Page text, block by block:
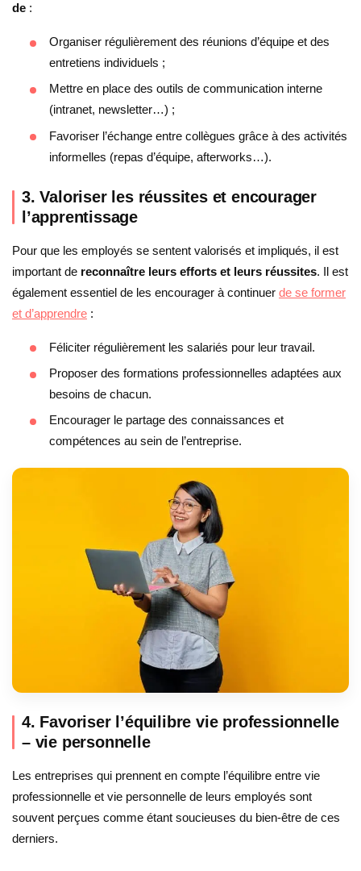
de :
Organiser régulièrement des réunions d’équipe et des
entretiens individuels ;
Mettre en place des outils de communication interne
(intranet, newsletter…) ;
Favoriser l’échange entre collègues grâce à des activités
informelles (repas d’équipe, afterworks…).
3. Valoriser les réussites et encourager
l’apprentissage
Pour que les employés se sentent valorisés et impliqués, il est
important de reconnaître leurs efforts et leurs réussites. Il est
également essentiel de les encourager à continuer de se former
et d’apprendre :
Féliciter régulièrement les salariés pour leur travail.
Proposer des formations professionnelles adaptées aux
besoins de chacun.
Encourager le partage des connaissances et
compétences au sein de l’entreprise.
4. Favoriser l’équilibre vie professionnelle
– vie personnelle
Les entreprises qui prennent en compte l’équilibre entre vie
professionnelle et vie personnelle de leurs employés sont
souvent perçues comme étant soucieuses du bien-être de ces
derniers.